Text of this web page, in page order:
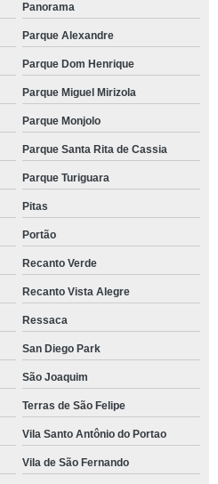
Panorama
Parque Alexandre
Parque Dom Henrique
Parque Miguel Mirizola
Parque Monjolo
Parque Santa Rita de Cassia
Parque Turiguara
Pitas
Portão
Recanto Verde
Recanto Vista Alegre
Ressaca
San Diego Park
São Joaquim
Terras de São Felipe
Vila Santo Antônio do Portao
Vila de São Fernando